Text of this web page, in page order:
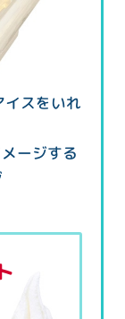
スをいれ
メージする